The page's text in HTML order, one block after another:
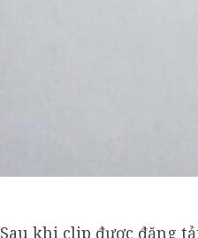
Sau khi clip được đăng